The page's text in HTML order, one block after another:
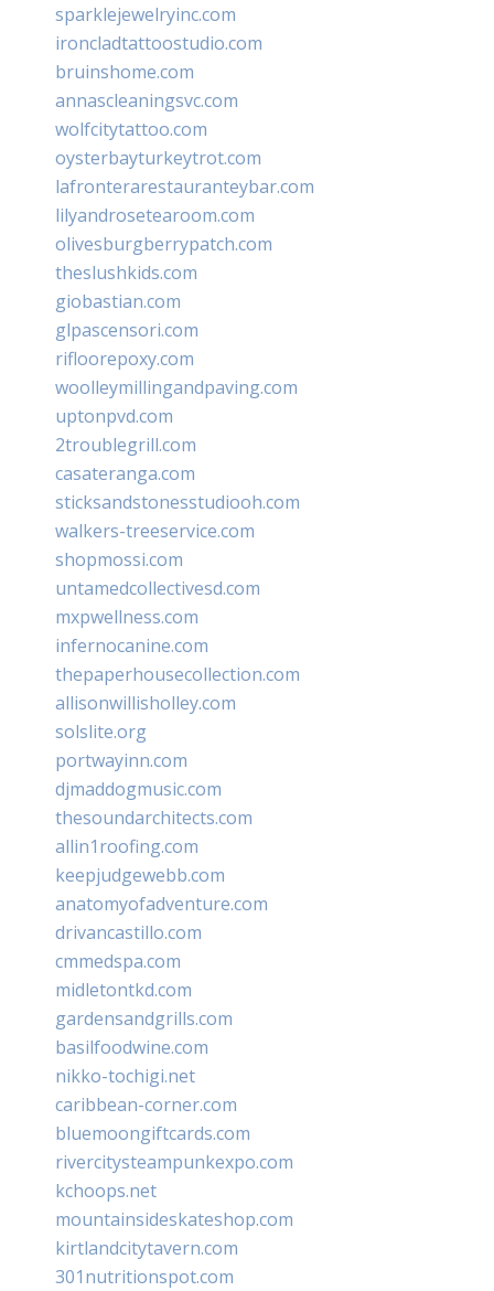
sparklejewelryinc.com
ironcladtattoostudio.com
bruinshome.com
annascleaningsvc.com
wolfcitytattoo.com
oysterbayturkeytrot.com
lafronterarestauranteybar.com
lilyandrosetearoom.com
olivesburgberrypatch.com
theslushkids.com
giobastian.com
glpascensori.com
rifloorepoxy.com
woolleymillingandpaving.com
uptonpvd.com
2troublegrill.com
casateranga.com
sticksandstonesstudiooh.com
walkers-treeservice.com
shopmossi.com
untamedcollectivesd.com
mxpwellness.com
infernocanine.com
thepaperhousecollection.com
allisonwillisholley.com
solslite.org
portwayinn.com
djmaddogmusic.com
thesoundarchitects.com
allin1roofing.com
keepjudgewebb.com
anatomyofadventure.com
drivancastillo.com
cmmedspa.com
midletontkd.com
gardensandgrills.com
basilfoodwine.com
nikko-tochigi.net
caribbean-corner.com
bluemoongiftcards.com
rivercitysteampunkexpo.com
kchoops.net
mountainsideskateshop.com
kirtlandcitytavern.com
301nutritionspot.com